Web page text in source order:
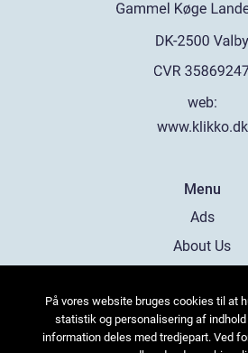
web:
www.klikko.dk
Menu
Ads
About Us
Contact
Sitemap
På vores website bruges cookies til at
statistik og personalisering af indhold
information deles med tredjepart. Ved